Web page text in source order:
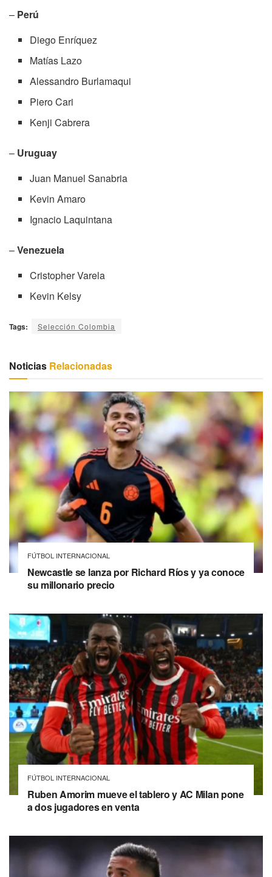
– Perú
Diego Enríquez
Matías Lazo
Alessandro Burlamaqui
Piero Cari
Kenji Cabrera
– Uruguay
Juan Manuel Sanabria
Kevin Amaro
Ignacio Laquintana
–Venezuela
Cristopher Varela
Kevin Kelsy
Tags: Selección Colombia
Noticias Relacionadas
FÚTBOL INTERNACIONAL
Newcastle se lanza por Richard Ríos y ya conoce
su millonario precio
FÚTBOL INTERNACIONAL
Ruben Amorim mueve el tablero y AC Milan pone
a dos jugadores en venta